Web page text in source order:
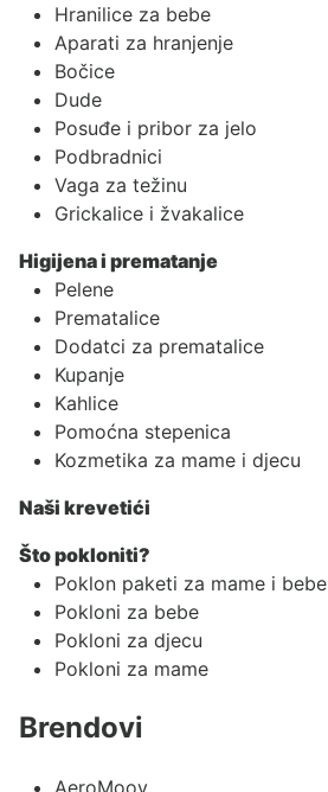
Hranilice za bebe
Aparati za hranjenje
Bočice
Dude
Posuđe i pribor za jelo
Podbradnici
Vaga za težinu
Grickalice i žvakalice
Higijena i prematanje
Pelene
Prematalice
Dodatci za prematalice
Kupanje
Kahlice
Pomoćna stepenica
Kozmetika za mame i djecu
Naši krevetići
Što pokloniti?
Poklon paketi za mame i bebe
Pokloni za bebe
Pokloni za djecu
Pokloni za mame
Brendovi
AeroMoov